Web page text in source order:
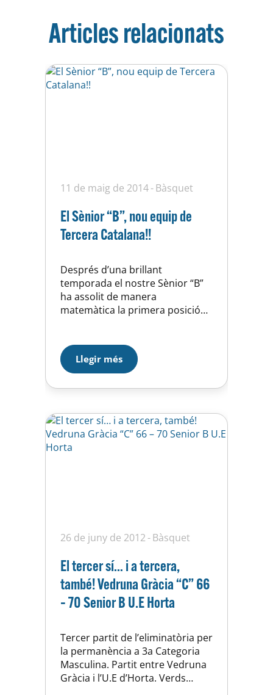
Articles relacionats
11 de maig de 2014 Bàsquet
El Sènior “B”, nou equip de
Tercera Catalana!!
Després d’una brillant
temporada el nostre Sènior “B”
ha assolit de manera
matemàtica la primera posició
guanyat el dret a jugar a Tercera
Catalana la temporada
vinent.Gran temporada de
l’equip entrenat pel Pol Esteve
darrera jornada per celebrar el
seu…
Llegir més
26 de juny de 2012 Bàsquet
El tercer sí… i a tercera,
també! Vedruna Gràcia “C” 66
– 70 Senior B U.E Horta
Tercer partit de l’eliminatòria per
la permanència a 3a Categoria
Masculina. Partit entre Vedruna
Gràcia i l’U.E d’Horta. Verds